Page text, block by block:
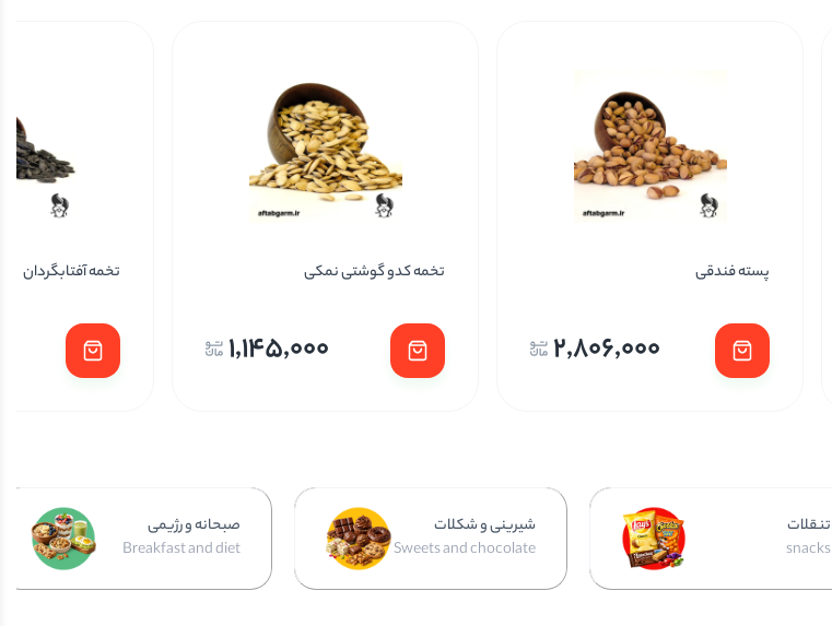
تخمه کدو گوشتی نمکی
1,145,000
تخمه آفتابگردان
620,000
اسنک ذرت
تنقلات
snacks
شیرینی و شکلات
Sweets and chocolate
صبحانه و رژیمی
Breakfast and diet